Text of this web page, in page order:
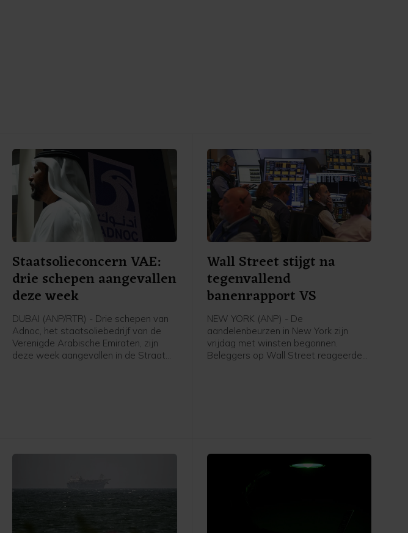
Staatsolieconcern VAE:
drie schepen aangevallen
deze week
DUBAI (ANP/RTR) - Drie schepen van
Adnoc, het staatsoliebedrijf van de
Verenigde Arabische Emiraten, zijn
deze week aangevallen in de Straat
Wall Street stijgt na
tegenvallend
banenrapport VS
NEW YORK (ANP) - De
aandelenbeurzen in New York zijn
vrijdag met winsten begonnen.
Beleggers op Wall Street reageerden
voorzichtiger worden met het
verhogen van de rente.